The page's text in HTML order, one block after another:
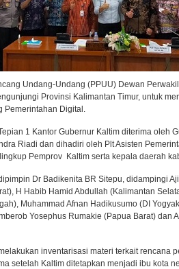
Undang-Undang (PPUU) Dewan
Provinsi Kalimantan Timur, untuk
Pemerintahan Digital.
1 Kantor Gubernur Kaltim diterima oleh
Riadi dan dihadiri oleh Plt Asisten
Pemprov Kaltim serta kepala daerah
Dr Badikenita BR Sitepu, didampingi
H Habib Hamid Abdullah (Kalimantan
Muhammad Afnan Hadikusumo (DI
Yosephus Rumakie (Papua Barat) dan
inventarisasi materi terkait rencana
setelah Kaltim ditetapkan menjadi ibu kota